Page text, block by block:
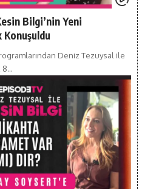
Bilgi’nin Yeni
Deniz Tezuysal ile
8…